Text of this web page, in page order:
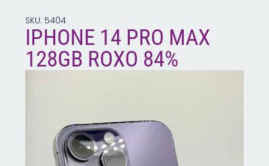
SKU: 5404
IPHONE 14 PRO MAX
128GB ROXO 84%